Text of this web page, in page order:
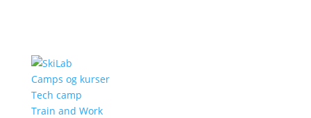
Camps og kurser
Tech camp
Train and Work